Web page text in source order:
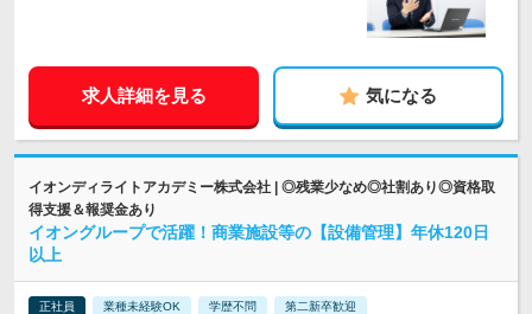
求人詳細を見る 気になる
イオンディライトアカデミー株式会社 | ◎残業少なめ◎社割あり◎資格取
得支援＆報奨金あり
イオングループで活躍！商業施設等の【設備管理】年休120日
以上
正社員 業種未経験OK 学歴不問 第二新卒歓迎